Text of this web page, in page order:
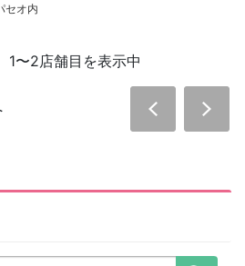
セオ内
1〜2店舗目を表示中